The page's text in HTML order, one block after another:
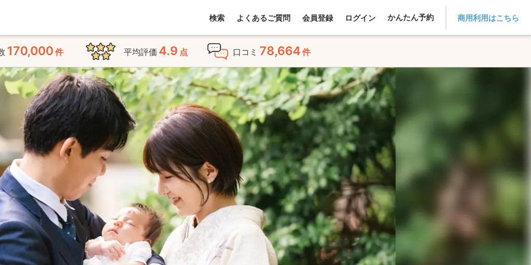
検索 よくあるご質問 会員登録 ログイン かんたん予約 商用利用はこちら
170,000件 平均評価 4.9 点 口コミ 78,664件